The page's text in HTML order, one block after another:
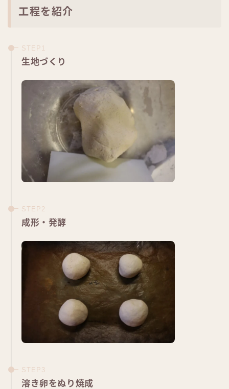
工程を紹介
生地づくり
成形・発酵
溶き卵をぬり焼成